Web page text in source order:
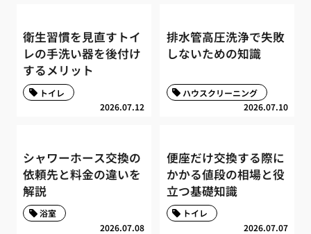
衛生習慣を見直すトイ
レの手洗い器を後付け
するメリット
2026.07.12
トイレ
排水管高圧洗浄で失敗
しないための知識
2026.07.10
ハウスクリーニング
シャワーホース交換の
依頼先と料金の違いを
解説
2026.07.08
浴室
便座だけ交換する際に
かかる値段の相場と役
立つ基礎知識
2026.07.07
トイレ